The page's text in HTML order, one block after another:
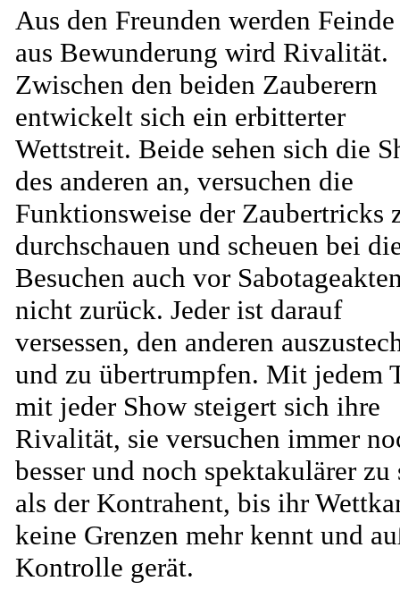
Aus den Freunden werden
aus Bewunderung wird Rivalität.
Zwischen den beiden Zauberern
entwickelt sich ein erbitterter
Wettstreit. Beide sehen sich die
des anderen an, versuchen die
Funktionsweise der Zaubertricks
durchschauen und scheuen bei
Besuchen auch vor
nicht zurück. Jeder ist darauf
versessen, den anderen
und zu übertrumpfen. Mit jedem
mit jeder Show steigert sich ihre
Rivalität, sie versuchen immer
besser und noch spektakulärer zu
als der Kontrahent, bis ihr
keine Grenzen mehr kennt und
Kontrolle gerät.